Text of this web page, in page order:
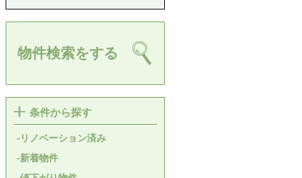
物件検索をする
条件から探す
-リノベーション済み
-新着物件